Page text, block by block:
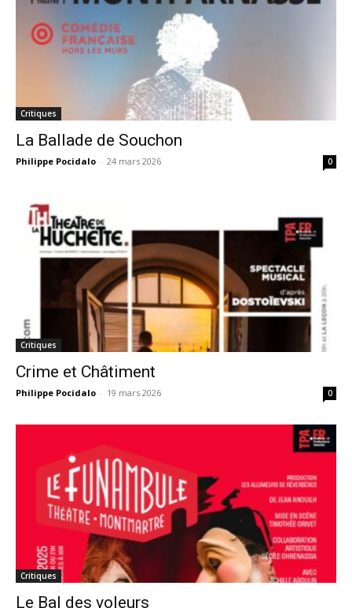
Critiques
La Ballade de Souchon
Philippe Pocidalo - 24 mars 2026 0
Critiques
Crime et Châtiment
Philippe Pocidalo - 19 mars 2026 0
Critiques
Le Bal des voleurs